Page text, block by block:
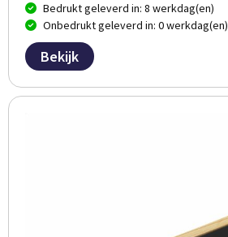
Bedrukt geleverd in: 8 werkdag(en)
Onbedrukt geleverd in: 0 werkdag(en)
Bekijk